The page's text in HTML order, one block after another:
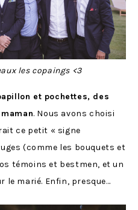
les copaings <3
et pochettes, des
. Nous avons choisi
ce petit « signe
(comme les bouquets et
témoins et bestmen, et un
le marié. Enfin, presque…